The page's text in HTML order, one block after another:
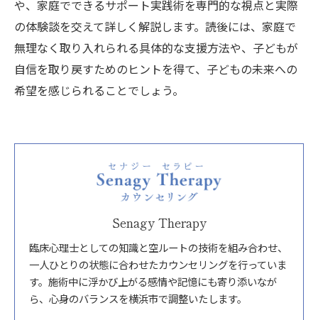
や、家庭でできるサポート実践術を専門的な視点と実際
の体験談を交えて詳しく解説します。読後には、家庭で
無理なく取り入れられる具体的な支援方法や、子どもが
自信を取り戻すためのヒントを得て、子どもの未来への
希望を感じられることでしょう。
Senagy Therapy
臨床心理士としての知識と空ルートの技術を組み合わせ、
一人ひとりの状態に合わせたカウンセリングを行っていま
す。施術中に浮かび上がる感情や記憶にも寄り添いなが
ら、心身のバランスを横浜市で調整いたします。